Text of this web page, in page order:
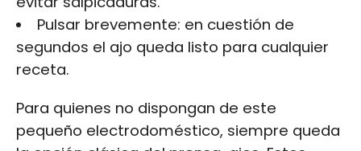
Pulsar brevemente: en cuestión de
segundos el ajo queda listo para cualquier
receta.
Para quienes no dispongan de este
pequeño electrodoméstico, siempre queda